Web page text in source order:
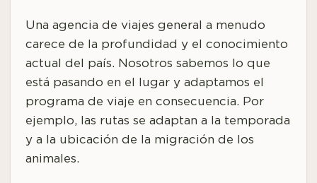
Una agencia de viajes general a menudo
carece de la profundidad y el conocimiento
actual del país. Nosotros sabemos lo que
está pasando en el lugar y adaptamos el
programa de viaje en consecuencia. Por
ejemplo, las rutas se adaptan a la temporada
y a la ubicación de la migración de los
animales.